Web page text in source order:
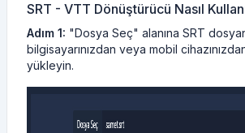
SRT - VTT Dönüştürücü Nasıl
Adım 1: "Dosya Seç" alanına SRT
bilgisayarınızdan veya mobil
yükleyin.